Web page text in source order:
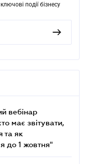
події бізнесу
вебінар
має звітувати,
та як
до 1 жовтня"